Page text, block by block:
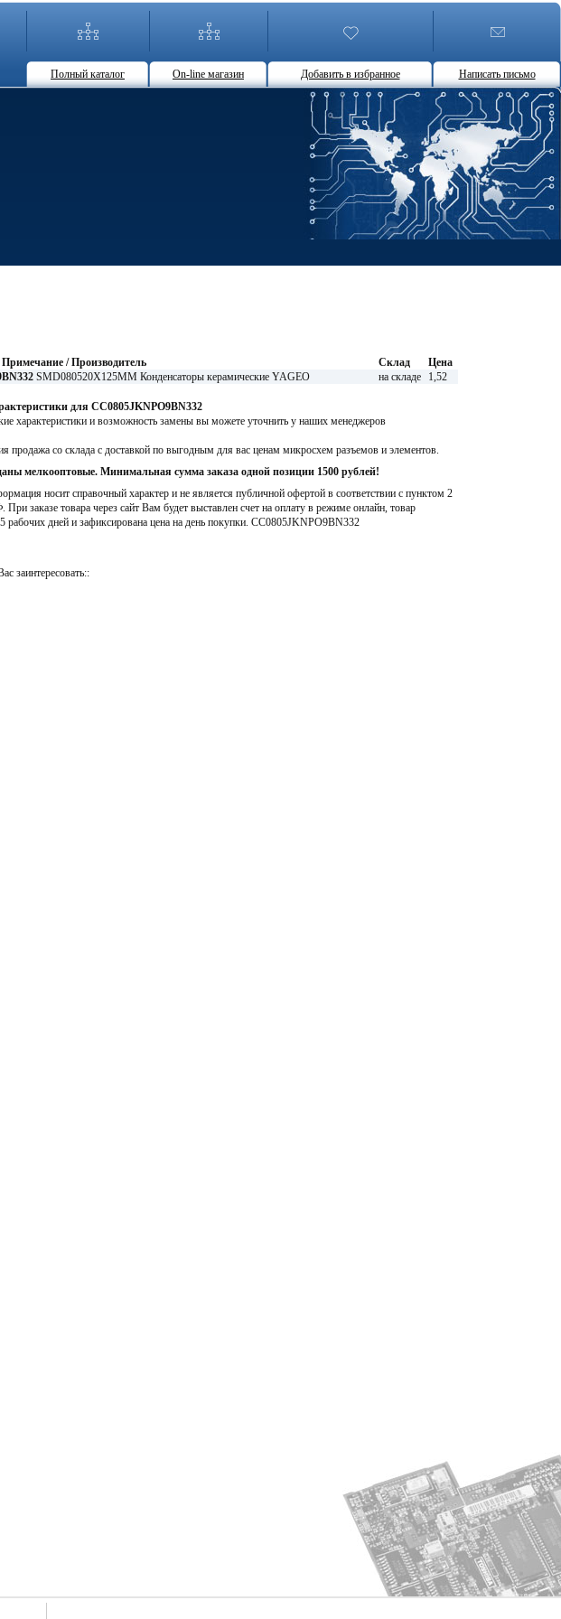
Полный каталог On-line магазин Добавить в избранное Написать письмо
/ Производитель Склад
Цена
SMD080520X125MM Конденсаторы керамические YAGEO на складе 1,52
для CC0805JKNPO9BN332
характеристики и возможность замены вы можете уточнить у наших менеджеров
продажа со склада с доставкой по выгодным для вас ценам микросхем разъемов и элементов.
мелкооптовые. Минимальная сумма заказа одной позиции 1500 рублей!
носит справочный характер и не является публичной офертой в соответствии с пунктом 2
заказе товара через сайт Вам будет выставлен счет на оплату в режиме онлайн, товар
рабочих дней и зафиксирована цена на день покупки. CC0805JKNPO9BN332
заинтересовать::